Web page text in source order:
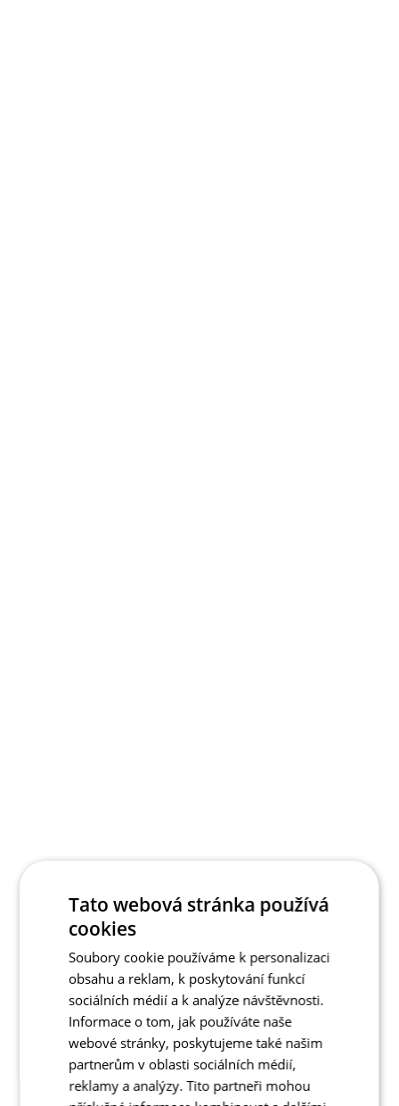
Tato webová stránka používá
cookies
Soubory cookie používáme k personalizaci
obsahu a reklam, k poskytování funkcí
sociálních médií a k analýze návštěvnosti.
Informace o tom, jak používáte naše
webové stránky, poskytujeme také našim
partnerům v oblasti sociálních médií,
reklamy a analýzy. Tito partneři mohou